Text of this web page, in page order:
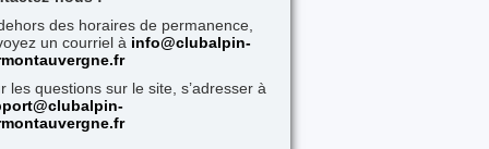
des horaires de permanence,
un courriel à info@clubalpin-
les questions sur le site, s’adresser à